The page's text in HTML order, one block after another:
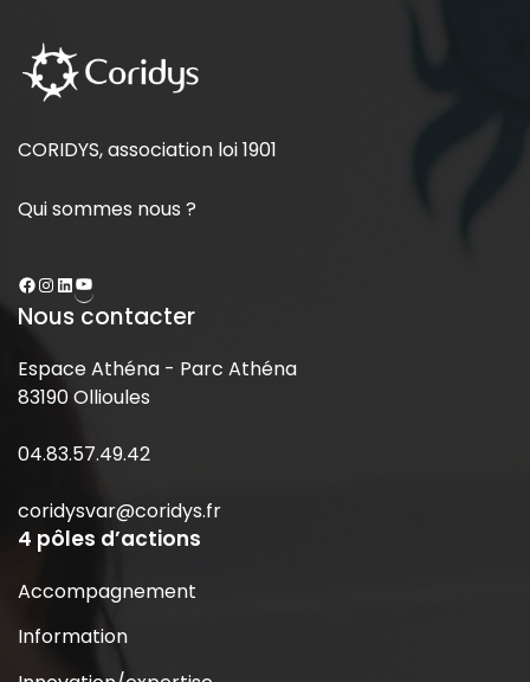
CORIDYS, association loi 1901
Qui sommes nous ?
Nous contacter
Espace Athéna - Parc Athéna
83190 Ollioules
04.83.57.49.42
coridysvar@coridys.fr
4 pôles d’actions
Accompagnement
Information